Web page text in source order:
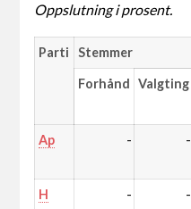
Oppslutning i prosent.
Parti Stemmer
Forhånd Valgting
Ap - -
H - -